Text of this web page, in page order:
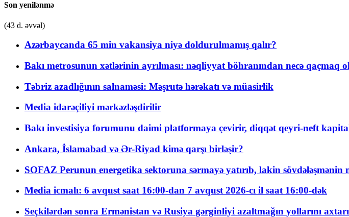
Son yenilənmə
(43 d. əvvəl)
Azərbaycanda 65 min vakansiya niyə doldurulmamış qalır?
Bakı metrosunun xətlərinin ayrılması: nəqliyyat böhranından necə qaçmaq
Təbriz azadlığının salnaməsi: Məşrutə hərəkatı və müasirlik
Media idarəçiliyi mərkəzləşdirilir
Bakı investisiya forumunu daimi platformaya çevirir, diqqət qeyri-neft
Ankara, İslamabad və Ər-Riyad kimə qarşı birləşir?
SOFAZ Perunun energetika sektoruna sərmayə yatırıb, lakin sövdələşmənin
Media icmalı: 6 avqust saat 16:00-dan 7 avqust 2026-cı il saat 16:00-dək
Seçkilərdən sonra Ermənistan və Rusiya gərginliyi azaltmağın yollarını